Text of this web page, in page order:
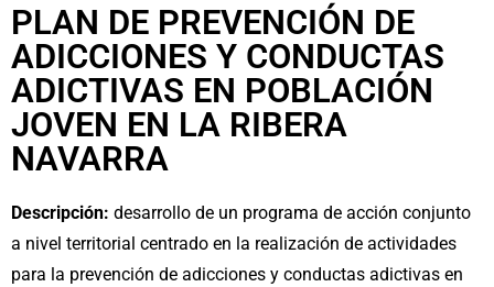
PLAN DE PREVENCIÓN DE
ADICCIONES Y CONDUCTAS
ADICTIVAS EN POBLACIÓN
JOVEN EN LA RIBERA
NAVARRA
Descripción: desarrollo de un programa de acción conjunto
a nivel territorial centrado en la realización de actividades
para la prevención de adicciones y conductas adictivas en